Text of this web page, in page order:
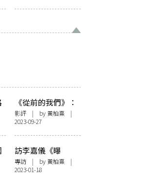
《從前的我們》：
每個移民故事，都
有一個留下的人
影評| by 黃柏熹|
2023-09-27
訪李嘉儀《曝
光》：透過文字來
攝影，直面回憶的
專訪| by 黃柏熹|
2023-01-18